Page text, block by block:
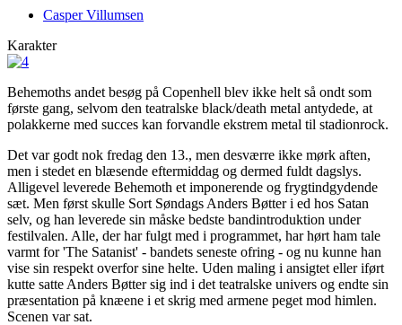
Casper Villumsen
Karakter
Behemoths andet besøg på Copenhell blev ikke helt så ondt som
første gang, selvom den teatralske black/death metal antydede, at
polakkerne med succes kan forvandle ekstrem metal til stadionrock.
Det var godt nok fredag den 13., men desværre ikke mørk aften,
men i stedet en blæsende eftermiddag og dermed fuldt dagslys.
Alligevel leverede Behemoth et imponerende og frygtindgydende
sæt. Men først skulle Sort Søndags Anders Bøtter i ed hos Satan
selv, og han leverede sin måske bedste bandintroduktion under
festilvalen. Alle, der har fulgt med i programmet, har hørt ham tale
varmt for 'The Satanist' - bandets seneste ofring - og nu kunne han
vise sin respekt overfor sine helte. Uden maling i ansigtet eller iført
kutte satte Anders Bøtter sig ind i det teatralske univers og endte sin
præsentation på knæene i et skrig med armene peget mod himlen.
Scenen var sat.